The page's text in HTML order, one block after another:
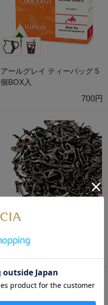
アールグレイ ティーバッグ 5
個BOX入
700円
ディクサム 50g 袋入